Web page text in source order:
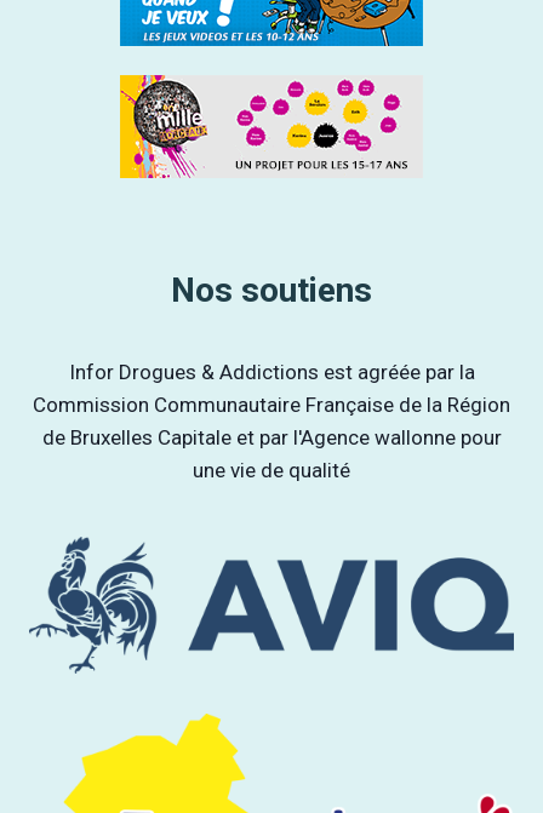
Nos soutiens
Infor Drogues & Addictions est agréée par la
Commission Communautaire Française de la Région
de Bruxelles Capitale et par l'Agence wallonne pour
une vie de qualité